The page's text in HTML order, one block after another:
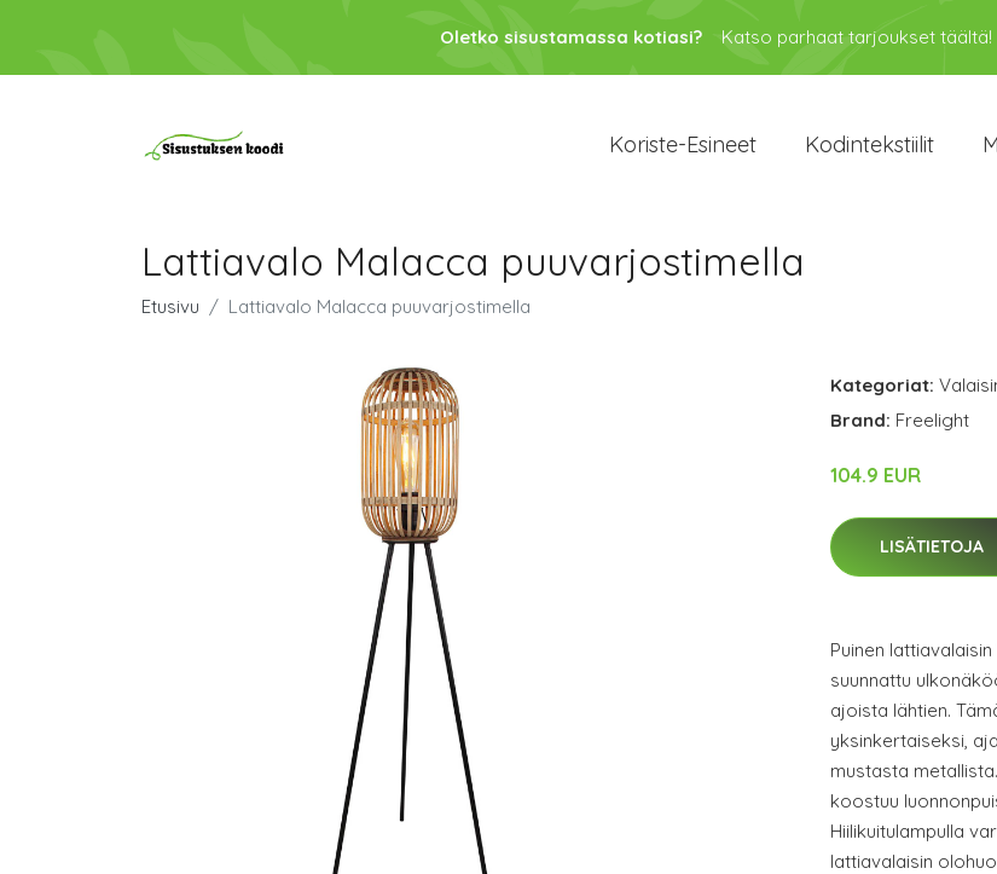
Oletko sisustamassa kotiasi? Katso parhaat tarjoukset täältä!
Koriste-Esineet Kodintekstiilit
Lattiavalo Malacca puuvarjostimella
Etusivu Lattiavalo Malacca puuvarjostimella
Kategoriat:
Brand: Freelight
104.9 EUR
LISÄTIETOJA
Puinen
suunnattu
ajoista lähtien.
yksinkertaiseksi,
mustasta
koostuu
Hiilikuitulampulla
lattiavalaisin